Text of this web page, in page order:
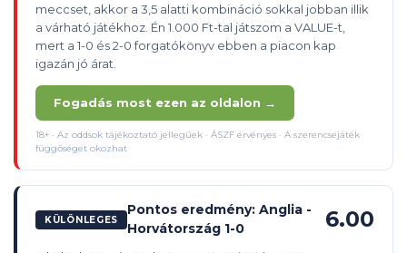
meccset, akkor a 3,5 alatti kombináció sokkal jobban illik
a várható játékhoz. Én 1.000 Ft-tal játszom a VALUE-t,
mert a 1-0 és 2-0 forgatókönyv ebben a piacon kap
igazán jó árat.
Fogadás most ezen az oldalon →
18+ · Az oddsok tájékoztató jellegűek · ÁSZF érvényes · A szerencsejáték
függőséget okozhat
KÜLÖNLEGES
Pontos eredmény: Anglia -
Horvátország 1-0
6.00